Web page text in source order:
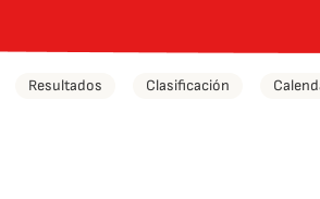
Resultados Clasificación